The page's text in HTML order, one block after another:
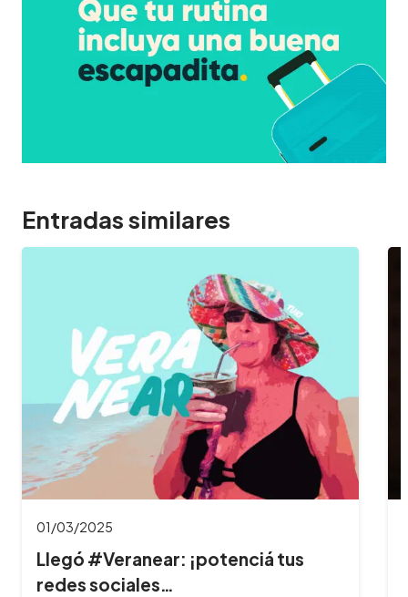
Entradas similares
01/03/2025
Llegó #Veranear: ¡potenciá tus
redes sociales…